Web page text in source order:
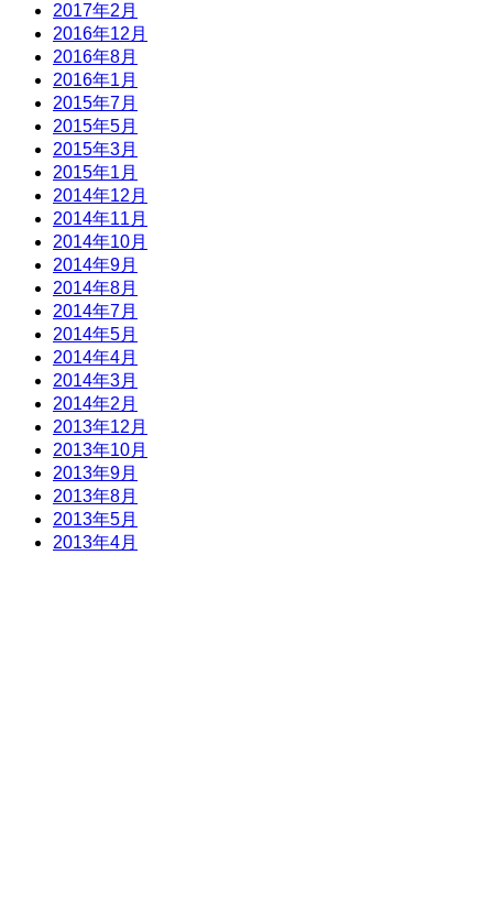
2017年2月
2016年12月
2016年8月
2016年1月
2015年7月
2015年5月
2015年3月
2015年1月
2014年12月
2014年11月
2014年10月
2014年9月
2014年8月
2014年7月
2014年5月
2014年4月
2014年3月
2014年2月
2013年12月
2013年10月
2013年9月
2013年8月
2013年5月
2013年4月